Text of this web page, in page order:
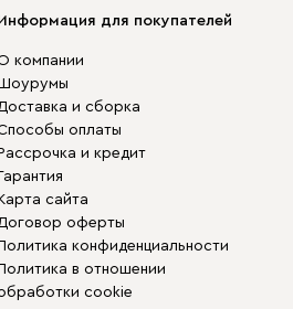
для покупателей
компании
Шоурумы
и сборка
оплаты
Рассрочка и кредит
Гарантия
Карта сайта
оферты
Политика конфиденциальности
Политика в отношении
cookie